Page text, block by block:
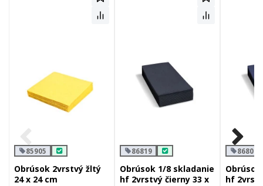
85905
Obrúsok 2vrstvý žltý
24 x 24 cm
86819
Obrúsok 1/8 skladanie
hf 2vrstvý čierny 33 x
86803
hf